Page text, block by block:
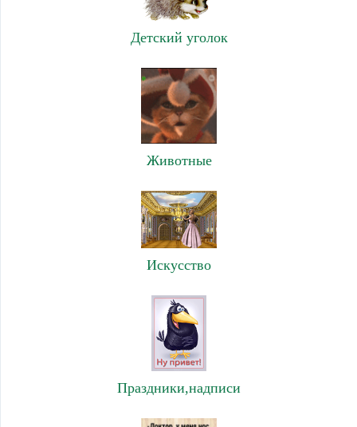
Детский уголок
Животные
Искусство
Праздники,надписи